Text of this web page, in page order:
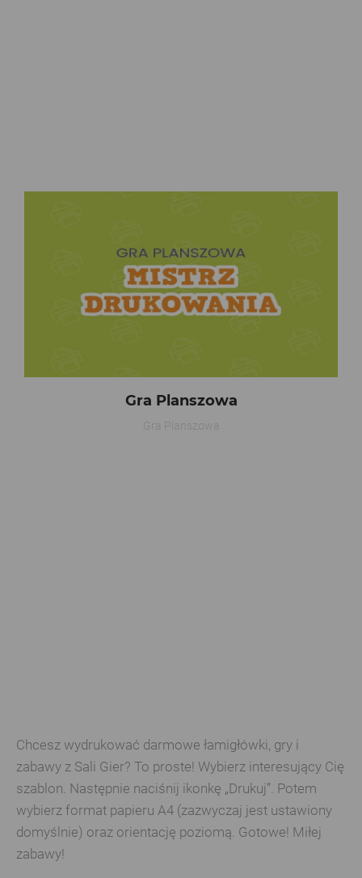
Gra Planszowa
Gra Planszowa
Chcesz wydrukować darmowe łamigłówki, gry i
zabawy z Sali Gier? To proste! Wybierz interesujący Cię
szablon. Następnie naciśnij ikonkę „Drukuj”. Potem
wybierz format papieru A4 (zazwyczaj jest ustawiony
domyślnie) oraz orientację poziomą. Gotowe! Miłej
zabawy!